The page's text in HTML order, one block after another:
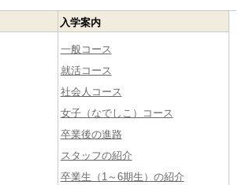
入学案内
一般コース
就活コース
社会人コース
女子（なでしこ）コース
卒業後の進路
スタッフの紹介
卒業生（1～6期生）の紹介